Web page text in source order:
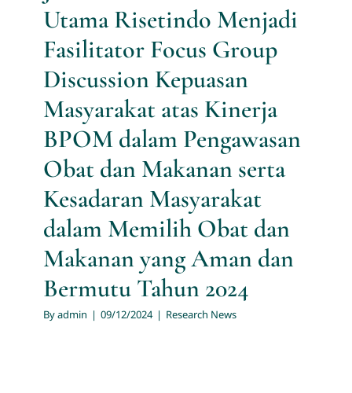
Utama Risetindo Menjadi
Fasilitator Focus Group
Discussion Kepuasan
Masyarakat atas Kinerja
BPOM dalam Pengawasan
Obat dan Makanan serta
Kesadaran Masyarakat
dalam Memilih Obat dan
Makanan yang Aman dan
Bermutu Tahun 2024
Byadmin | 09/12/2024 | Research News